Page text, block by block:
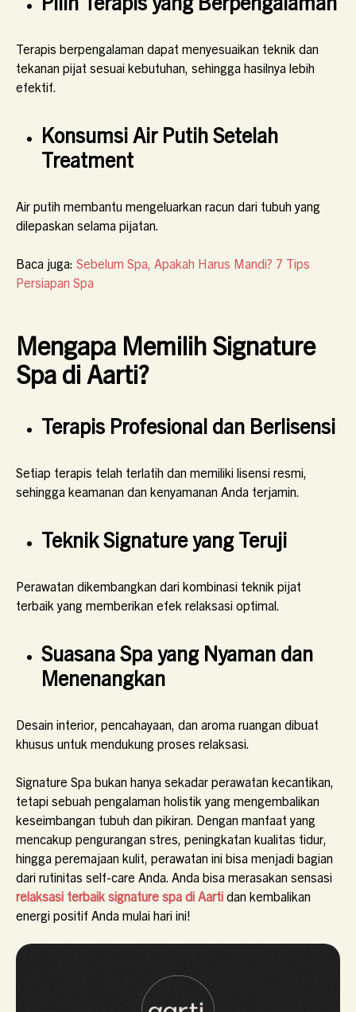
Terapis berpengalaman dapat menyesuaikan teknik dan
tekanan pijat sesuai kebutuhan, sehingga hasilnya lebih
efektif.
Konsumsi Air Putih Setelah
Treatment
Air putih membantu mengeluarkan racun dari tubuh yang
dilepaskan selama pijatan.
Baca juga: Sebelum Spa, Apakah Harus Mandi? 7 Tips
Persiapan Spa
Mengapa Memilih Signature
Spa di Aarti?
Terapis Profesional dan Berlisensi
Setiap terapis telah terlatih dan memiliki lisensi resmi,
sehingga keamanan dan kenyamanan Anda terjamin.
Teknik Signature yang Teruji
Perawatan dikembangkan dari kombinasi teknik pijat
terbaik yang memberikan efek relaksasi optimal.
Suasana Spa yang Nyaman dan
Menenangkan
Desain interior, pencahayaan, dan aroma ruangan dibuat
khusus untuk mendukung proses relaksasi.
Signature Spa bukan hanya sekadar perawatan kecantikan,
tetapi sebuah pengalaman holistik yang mengembalikan
keseimbangan tubuh dan pikiran. Dengan manfaat yang
mencakup pengurangan stres, peningkatan kualitas tidur,
hingga peremajaan kulit, perawatan ini bisa menjadi bagian
dari rutinitas self-care Anda. Anda bisa merasakan sensasi
relaksasi terbaik signature spa di Aarti dan kembalikan
energi positif Anda mulai hari ini!